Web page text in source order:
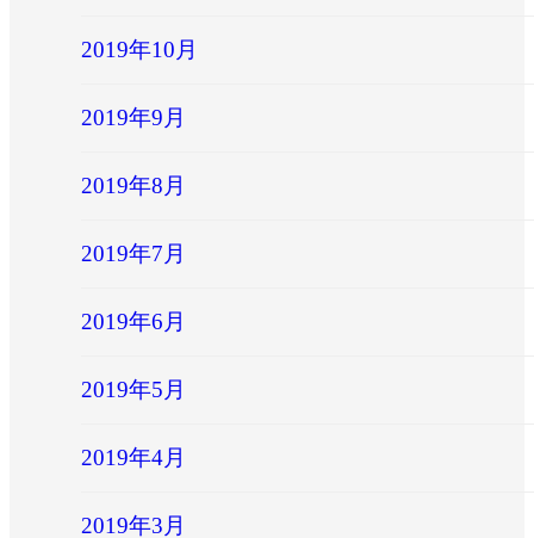
2019年10月
2019年9月
2019年8月
2019年7月
2019年6月
2019年5月
2019年4月
2019年3月